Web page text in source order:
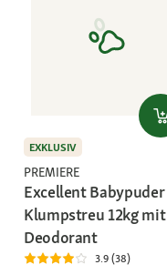
EXKLUSIV
PREMIERE
Excellent Babypuder
Klumpstreu 12kg mit
Deodorant
3.9 (38)